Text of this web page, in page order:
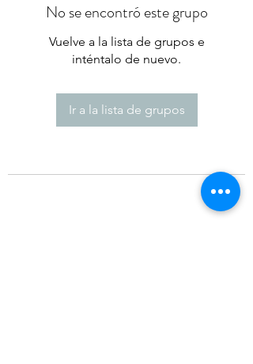
No se encontró este grupo
Vuelve a la lista de grupos e
inténtalo de nuevo.
Ir a la lista de grupos